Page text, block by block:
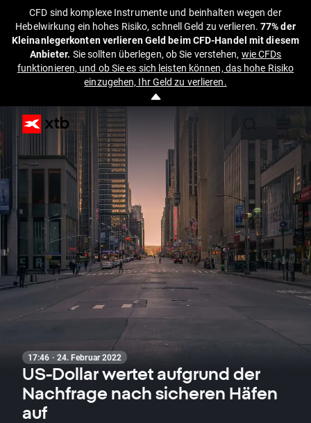
CFD sind komplexe Instrumente und beinhalten wegen der
Hebelwirkung ein hohes Risiko, schnell Geld zu verlieren.77% der
Kleinanlegerkonten verlieren Geld beim CFD-Handel mit diesem
Anbieter. Sie sollten überlegen, ob Sie verstehen, wie CFDs
funktionieren, und ob Sie es sich leisten können, das hohe Risiko
einzugehen, Ihr Geld zu verlieren.
17:46 · 24. Februar 2022
US-Dollar wertet aufgrund der
Nachfrage nach sicheren Häfen
auf